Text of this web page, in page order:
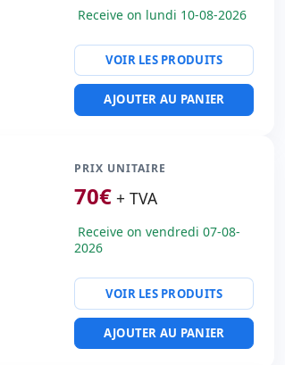
Receive on lundi 10-08-2026
VOIR LES PRODUITS
AJOUTER AU PANIER
PRIX UNITAIRE
70€ + TVA
Receive on vendredi 07-08-
2026
VOIR LES PRODUITS
AJOUTER AU PANIER